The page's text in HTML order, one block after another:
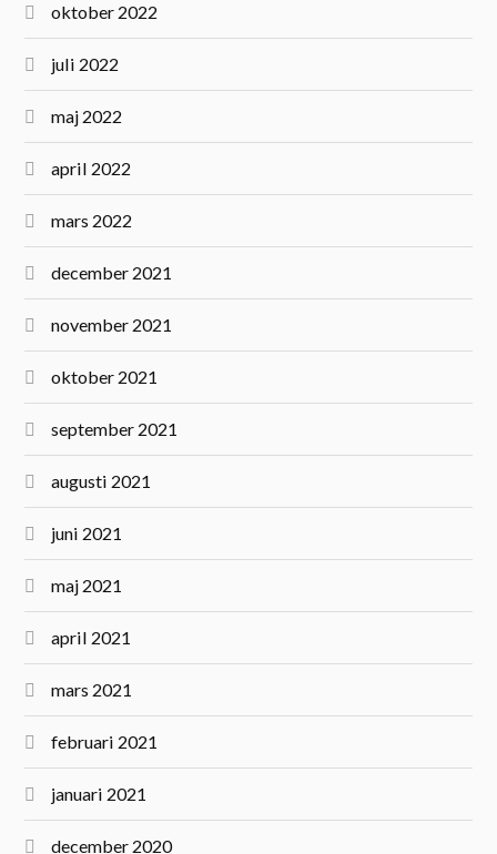
oktober 2022
juli 2022
maj 2022
april 2022
mars 2022
december 2021
november 2021
oktober 2021
september 2021
augusti 2021
juni 2021
maj 2021
april 2021
mars 2021
februari 2021
januari 2021
december 2020